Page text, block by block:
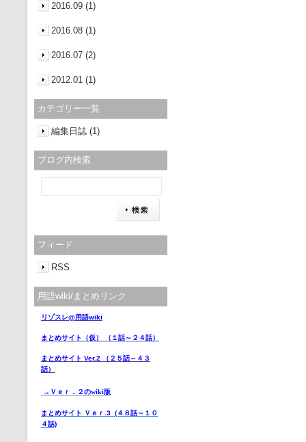
2016.09 (1)
2016.08 (1)
2016.07 (2)
2012.01 (1)
カテゴリー一覧
編集日誌 (1)
ブログ内検索
フィード
RSS
用語wiki/まとめリンク
リゾスレ@用語wiki
まとめサイト（仮） （１話～２４話）
まとめサイト Ver.2 （２５話～４３
話）
→Ｖｅｒ．２のwiki版
まとめサイト Ｖｅｒ.3 (４８話～１０
４話)